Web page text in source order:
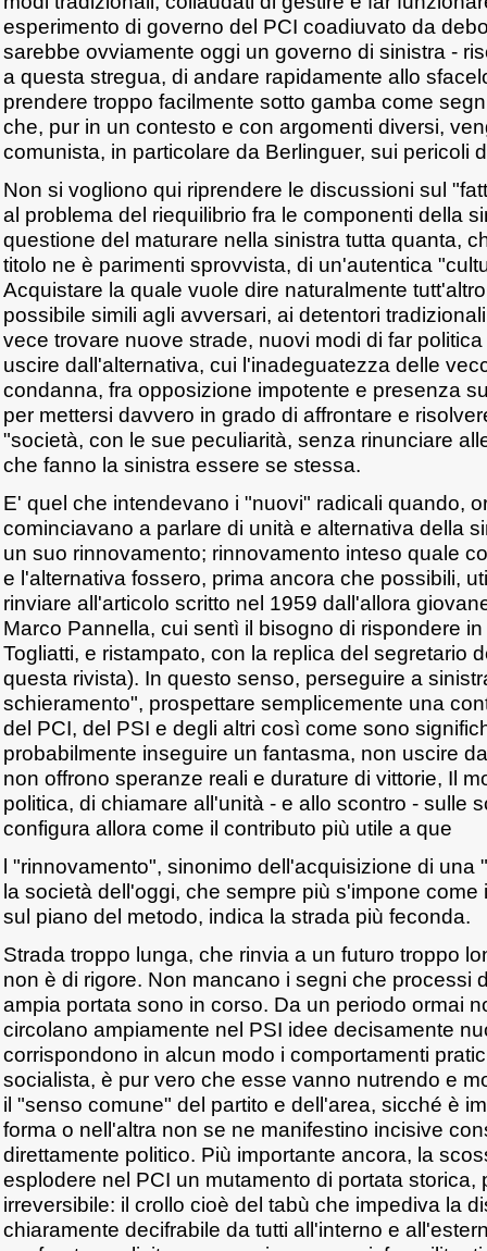
esperimento di governo del PCI coadiuvato da
sarebbe ovviamente oggi un governo di sinistra -
a questa stregua, di andare rapidamente allo
prendere troppo facilmente sotto gamba come
che, pur in un contesto e con argomenti diversi,
comunista, in particolare da Berlinguer, sui pericoli
Non si vogliono qui riprendere le discussioni sul
al problema del riequilibrio fra le componenti della
questione del maturare nella sinistra tutta quanta,
titolo ne è parimenti sprovvista, di un'autentica
Acquistare la quale vuole dire naturalmente
possibile simili agli avversari, ai detentori
vece trovare nuove strade, nuovi modi di far
uscire dall'alternativa, cui l'inadeguatezza delle
condanna, fra opposizione impotente e presenza
per mettersi davvero in grado di affrontare e
"società, con le sue peculiarità, senza rinunciare
che fanno la sinistra essere se stessa.
E' quel che intendevano i "nuovi" radicali quando,
cominciavano a parlare di unità e alternativa della
un suo rinnovamento; rinnovamento inteso quale
e l'alternativa fossero, prima ancora che possibili,
rinviare all'articolo scritto nel 1959 dall'allora
Marco Pannella, cui sentì il bisogno di rispondere
Togliatti, e ristampato, con la replica del segretario
questa rivista). In questo senso, perseguire a
schieramento", prospettare semplicemente una
del PCI, del PSI e degli altri così come sono
probabilmente inseguire un fantasma, non uscire
non offrono speranze reali e durature di vittorie, Il
politica, di chiamare all'unità - e allo scontro - sulle
configura allora come il contributo più utile a que
l "rinnovamento", sinonimo dell'acquisizione di una
la società dell'oggi, che sempre più s'impone come
sul piano del metodo, indica la strada più feconda.
Strada troppo lunga, che rinvia a un futuro troppo
non è di rigore. Non mancano i segni che processi
ampia portata sono in corso. Da un periodo ormai
circolano ampiamente nel PSI idee decisamente
corrispondono in alcun modo i comportamenti
socialista, è pur vero che esse vanno nutrendo e
il "senso comune" del partito e dell'area, sicché è
forma o nell'altra non se ne manifestino incisive
direttamente politico. Più importante ancora, la
esplodere nel PCI un mutamento di portata storica,
irreversibile: il crollo cioè del tabù che impediva la
chiaramente decifrabile da tutti all'interno e